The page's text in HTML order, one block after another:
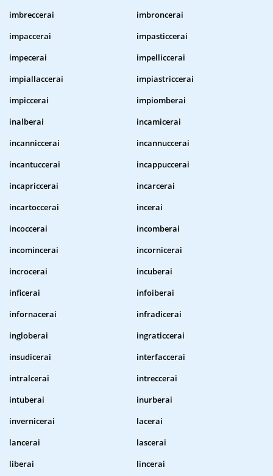
imbreccerai
imbroncerai
impaccerai
impasticcerai
impecerai
impelliccerai
impiallaccerai
impiastriccerai
impiccerai
impiomberai
inalberai
incamicerai
incanniccerai
incannuccerai
incantuccerai
incappuccerai
incapriccerai
incarcerai
incartoccerai
incerai
incoccerai
incomberai
incomincerai
incornicerai
incrocerai
incuberai
inficerai
infoiberai
infornacerai
infradicerai
ingloberai
ingraticcerai
insudicerai
interfaccerai
intralcerai
intreccerai
intuberai
inurberai
invernicerai
lacerai
lancerai
lascerai
liberai
lincerai